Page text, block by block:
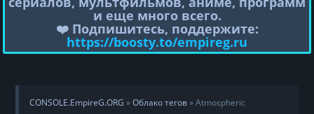
и еще много всего.
❤️ Подпишитесь, поддержите:
https://boosty.to/empireg.ru
CONSOLE.EmpireG.ORG »Облако тегов» Atmospheric